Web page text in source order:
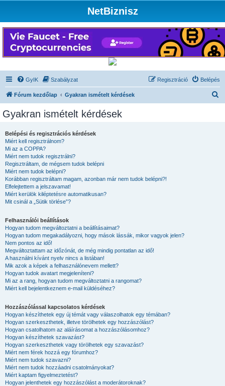
NetBiznisz
GyIK Szabályzat Belépés
Regisztráció
Fórum kezdőlap Gyakran ismételt kérdések
Gyakran ismételt kérdések
Belépési és regisztrációs kérdések
Miért kell regisztrálnom?
Mi az a COPPA?
Miért nem tudok regisztrálni?
Regisztráltam, de mégsem tudok belépni
Miért nem tudok belépni?
Korábban regisztráltam magam, azonban már nem tudok belépni?!
Elfelejtettem a jelszavamat!
Miért kerülök kiléptetésre automatikusan?
Mit csinál a „Sütik törlése”?
Felhasználói beállítások
Hogyan tudom megváltoztatni a beállításaimat?
Hogyan tudom megakadályozni, hogy mások lássák, mikor vagyok jelen?
Nem pontos az idő!
Megváltoztattam az időzónát, de még mindig pontatlan az idő!
A használni kívánt nyelv nincs a listában!
Mik azok a képek a felhasználónevem mellett?
Hogyan tudok avatart megjeleníteni?
Mi az a rang, hogyan tudom megváltoztatni a rangomat?
Miért kell bejelentkeznem e-mail küldéséhez?
Hozzászólással kapcsolatos kérdések
Hogyan készíthetek egy új témát vagy válaszolhatok egy témában?
Hogyan szerkeszthetek, illetve törölhetek egy hozzászólást?
Hogyan csatolhatom az aláírásomat a hozzászólásomhoz?
Hogyan készíthetek szavazást?
Hogyan szerkeszthetek vagy törölhetek egy szavazást?
Miért nem férek hozzá egy fórumhoz?
Miért nem tudok szavazni?
Miért nem tudok hozzáadni csatolmányokat?
Miért kaptam figyelmeztetést?
Hogyan jelenthetek egy hozzászólást a moderátoroknak?